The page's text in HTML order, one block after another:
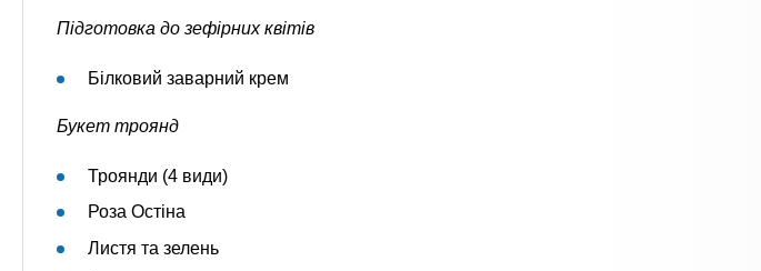
Підготовка до зефірних квітів
Білковий заварний крем
Букет троянд
Троянди (4 види)
Роза Остіна
Листя та зелень